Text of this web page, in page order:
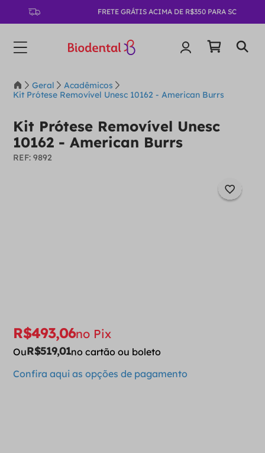
FRETE GRÁTIS ACIMA DE R$350 PARA SC
Geral
Acadêmicos
Kit Prótese Removível Unesc 10162 - American Burrs
Kit Prótese Removível Unesc
10162 - American Burrs
:9892
R$493,06no Pix
OuR$519,01no cartão ou boleto
Confira aqui as opções de pagamento